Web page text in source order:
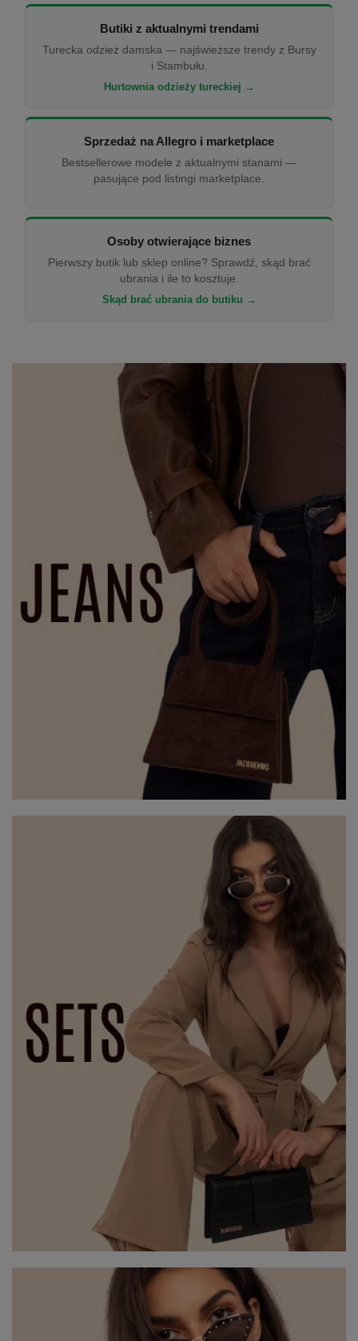
Butiki z aktualnymi trendami
Turecka odzież damska — najświeższe trendy z Bursy
i Stambułu.
Hurtownia odzieży tureckiej →
Sprzedaż na Allegro i marketplace
Bestsellerowe modele z aktualnymi stanami —
pasujące pod listingi marketplace.
Osoby otwierające biznes
Pierwszy butik lub sklep online? Sprawdź, skąd brać
ubrania i ile to kosztuje.
Skąd brać ubrania do butiku →